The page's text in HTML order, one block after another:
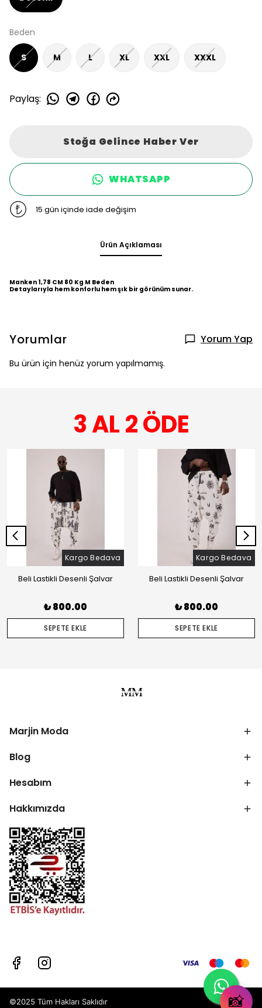
Beden
S M L XL XXL XXXL
Paylaş:
Stoğa Gelince Haber Ver
WHATSAPP
15 gün içinde iade değişim
Ürün Açıklaması
Manken 1,78 CM 80 Kg M Beden
Detaylarıyla hem konforlu hem şık bir görünüm sunar.
Yorumlar Yorum Yap
Bu ürün için henüz yorum yapılmamış.
3 AL 2 ÖDE
Kargo Bedava
Beli Lastikli Desenli Şalvar
₺ 800.00
SEPETE EKLE
Kargo Bedava
Beli Lastikli Desenli Şalvar
₺ 800.00
SEPETE EKLE
Marjin Moda
Blog
Hesabım
Hakkımızda
©2025 Tüm Hakları Saklıdır 📸